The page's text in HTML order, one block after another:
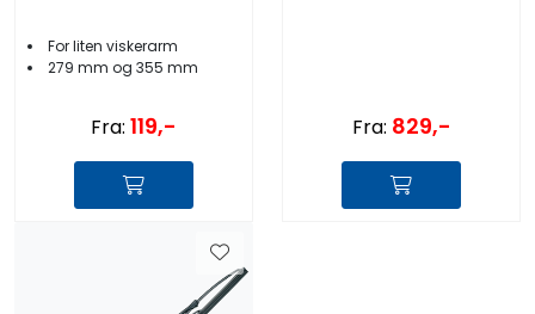
For liten viskerarm
279 mm og 355 mm
Fra: 119,- Fra: 829,-